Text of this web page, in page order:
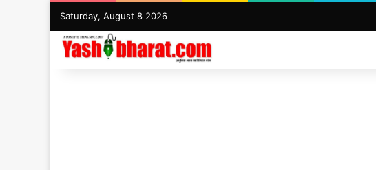
Saturday, August 8 2026